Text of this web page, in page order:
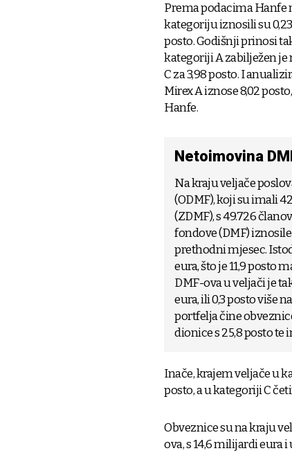
Prema podacima Hanfe
kategoriju iznosili su
posto. Godišnji prinosi
kategoriji A zabilježen je
C za 3,98 posto. I
Mirex A iznose 8,02
Hanfe.
Netoimovina
Na kraju veljače
(ODMF), koji su imali
(ZDMF), s 49.726
fondove (DMF) iznosile
prethodni mjesec.
eura, što je 11,9 posto
DMF-ova u veljači je
eura, ili 0,3 posto više
portfelja čine
dionice s 25,8 posto te
Inače, krajem veljače u
posto, a u kategoriji C
Obveznice su na kraju
ova, s 14,6 milijardi eura